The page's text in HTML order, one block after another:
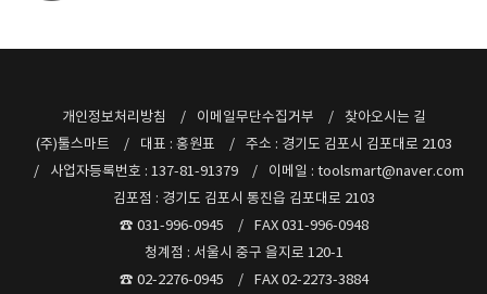
개인정보처리방침 이메일무단수집거부
찾아오시는 길
(주)툴스마트
대표 : 홍원표
주소 : 경기도 김포시 김포대로 2103
사업자등록번호 : 137-81-91379
이메일 : toolsmart@naver.com
김포점 : 경기도 김포시 통진읍 김포대로 2103
☎ 031-996-0945
FAX 031-996-0948
청계점 : 서울시 중구 을지로 120-1
☎ 02-2276-0945
FAX 02-2273-3884